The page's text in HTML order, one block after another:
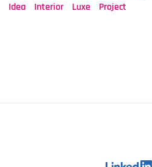
Idea
Interior Luxe Project